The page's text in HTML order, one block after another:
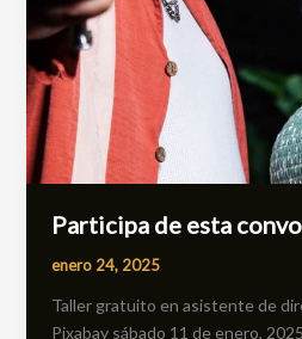
Participa de esta
enero 24, 2025
Taller gratuito en asistente de
Pixabay sábado 11 de enero,